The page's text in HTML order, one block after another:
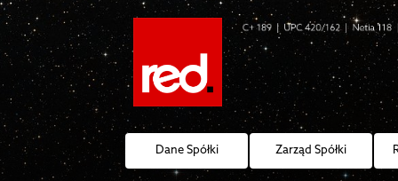
Dane Spółki Zarząd Spółki